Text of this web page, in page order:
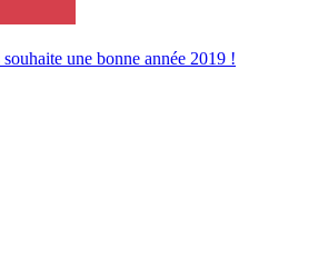
une bonne année 2019 !